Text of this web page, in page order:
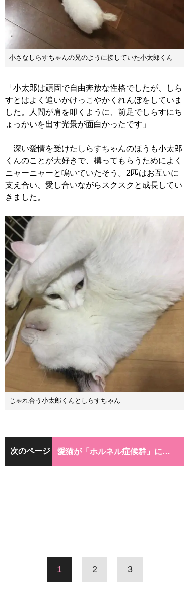
小さなしらすちゃんの兄のように接していた小太郎くん
「小太郎は頑固で自由奔放な性格でしたが、しら
すとはよく追いかけっこやかくれんぼをしていま
した。人間が肩を叩くように、前足でしらすにち
ょっかいを出す光景が面白かったです」
深い愛情を受けたしらすちゃんのほうも小太郎
くんのことが大好きで、構ってもらうためによく
ニャーニャーと鳴いていたそう。2匹はお互いに
支え合い、愛し合いながらスクスクと成長してい
きました。
じゃれ合う小太郎くんとしらすちゃん
次のページ 愛猫が「ホルネル症候群」に…
1 2 3